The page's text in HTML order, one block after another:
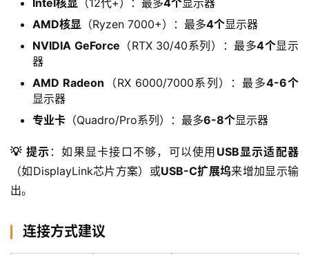
Intel核显 （12代+）：最多4个显示器
AMD核显 （Ryzen 7000+）：最多4个显示器
NVIDIA GeForce （RTX 30/40系列）：最多4个显示
器
AMD Radeon （RX 6000/7000系列）：最多4-6个
显示器
专业卡 （Quadro/Pro系列）：最多6-8个显示器
💡 提示 ：如果显卡接口不够，可以使用 USB显示适配器
（如DisplayLink芯片方案）或USB-C扩展坞来增加显示输
出。
连接方式建议